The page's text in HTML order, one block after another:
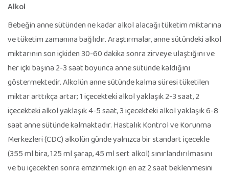
Alkol
Bebeğin anne sütünden ne kadar alkol alacağı tüketim miktarına
ve tüketim zamanına bağlıdır. Araştırmalar, anne sütündeki alkol
miktarının son içkiden 30-60 dakika sonra zirveye ulaştığını ve
her içki başına 2-3 saat boyunca anne sütünde kaldığını
göstermektedir. Alkolün anne sütünde kalma süresi tüketilen
miktar arttıkça artar; 1 içecekteki alkol yaklaşık 2-3 saat, 2
içecekteki alkol yaklaşık 4-5 saat, 3 içecekteki alkol yaklaşık 6-8
saat anne sütünde kalmaktadır. Hastalık Kontrol ve Korunma
Merkezleri (CDC) alkolün günde yalnızca bir standart içecekle
(355 ml bira, 125 ml şarap, 45 ml sert alkol) sınırlandırılmasını
ve bu içecekten sonra emzirmek için en az 2 saat beklenmesini